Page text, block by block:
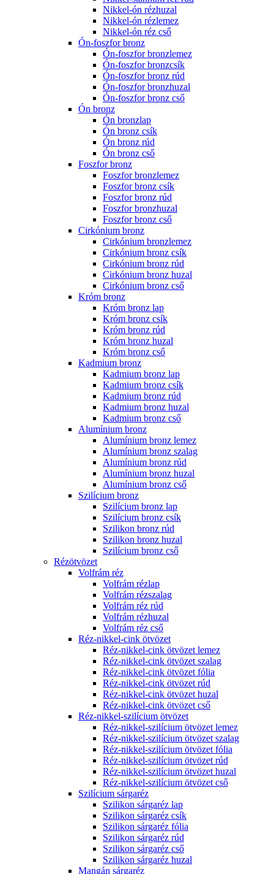
Nikkel-ón rézhuzal
Nikkel-ón rézlemez
Nikkel-ón réz cső
Ón-foszfor bronz
Ón-foszfor bronzlemez
Ón-foszfor bronzcsík
Ón-foszfor bronz rúd
Ón-foszfor bronzhuzal
Ón-foszfor bronz cső
Ón bronz
Ón bronzlap
Ón bronz csík
Ón bronz rúd
Ón bronz cső
Foszfor bronz
Foszfor bronzlemez
Foszfor bronz csík
Foszfor bronz rúd
Foszfor bronzhuzal
Foszfor bronz cső
Cirkónium bronz
Cirkónium bronzlemez
Cirkónium bronz csík
Cirkónium bronz rúd
Cirkónium bronz huzal
Cirkónium bronz cső
Króm bronz
Króm bronz lap
Króm bronz csík
Króm bronz rúd
Króm bronz huzal
Króm bronz cső
Kadmium bronz
Kadmium bronz lap
Kadmium bronz csík
Kadmium bronz rúd
Kadmium bronz huzal
Kadmium bronz cső
Alumínium bronz
Alumínium bronz lemez
Alumínium bronz szalag
Alumínium bronz rúd
Alumínium bronz huzal
Alumínium bronz cső
Szilícium bronz
Szilícium bronz lap
Szilícium bronz csík
Szilikon bronz rúd
Szilikon bronz huzal
Szilícium bronz cső
Rézötvözet
Volfrám réz
Volfrám rézlap
Volfrám rézszalag
Volfrám réz rúd
Volfrám rézhuzal
Volfrám réz cső
Réz-nikkel-cink ötvözet
Réz-nikkel-cink ötvözet lemez
Réz-nikkel-cink ötvözet szalag
Réz-nikkel-cink ötvözet fólia
Réz-nikkel-cink ötvözet rúd
Réz-nikkel-cink ötvözet huzal
Réz-nikkel-cink ötvözet cső
Réz-nikkel-szilícium ötvözet
Réz-nikkel-szilícium ötvözet lemez
Réz-nikkel-szilícium ötvözet szalag
Réz-nikkel-szilícium ötvözet fólia
Réz-nikkel-szilícium ötvözet rúd
Réz-nikkel-szilícium ötvözet huzal
Réz-nikkel-szilícium ötvözet cső
Szilícium sárgaréz
Szilikon sárgaréz lap
Szilikon sárgaréz csík
Szilikon sárgaréz fólia
Szilikon sárgaréz rúd
Szilikon sárgaréz cső
Szilikon sárgaréz huzal
Mangán sárgaréz